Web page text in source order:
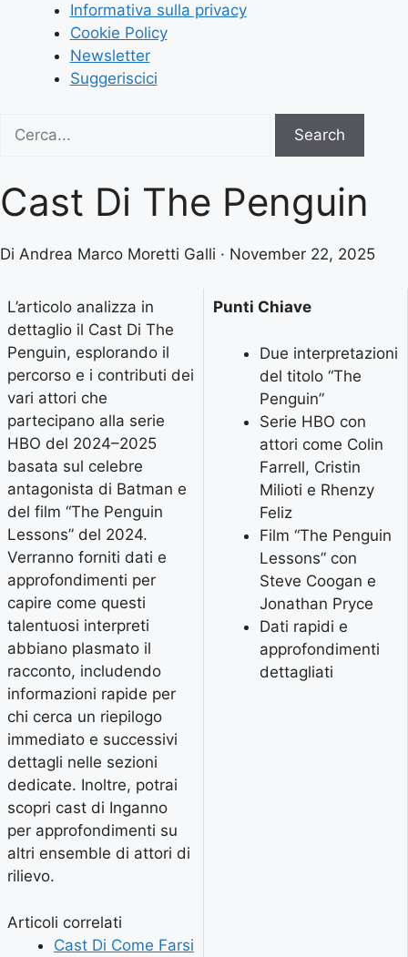
Informativa sulla privacy
Cookie Policy
Newsletter
Suggeriscici
for:
Search
Cast Di The Penguin
Di Andrea Marco Moretti Galli · November 22, 2025
L’articolo analizza in
dettaglio il Cast Di The
Penguin, esplorando il
percorso e i contributi dei
vari attori che
partecipano alla serie
HBO del 2024–2025
basata sul celebre
antagonista di Batman e
del film “The Penguin
Lessons” del 2024.
Verranno forniti dati e
approfondimenti per
capire come questi
talentuosi interpreti
abbiano plasmato il
racconto, includendo
informazioni rapide per
chi cerca un riepilogo
immediato e successivi
dettagli nelle sezioni
dedicate. Inoltre, potrai
scopri cast di Inganno
per approfondimenti su
altri ensemble di attori di
rilievo.
Articoli correlati
Cast Di Come Farsi
Punti Chiave
Due interpretazioni
del titolo “The
Penguin”
Serie HBO con
attori come Colin
Farrell, Cristin
Milioti e Rhenzy
Feliz
Film “The Penguin
Lessons” con
Steve Coogan e
Jonathan Pryce
Dati rapidi e
approfondimenti
dettagliati